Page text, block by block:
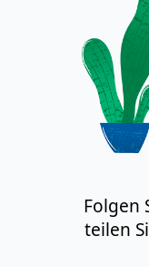
Folgen
teilen